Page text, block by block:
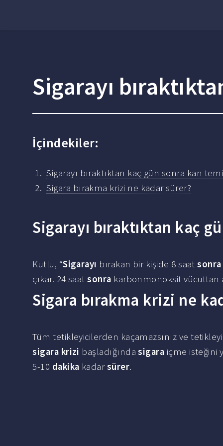
Sigarayı
İçindekiler:
Sigarayı bıraktıktan kaç gün sonra kan
Sigara bırakma krizi ne kadar sürer?
Sigarayı bıraktıktan kaç
Kutlu, “Sigarayı bırakan bir kişide 8 saat
çıkar. 24 saatsonra karbonmonoksit vücuttan
Sigara bırakma krizi ne
Tüm tetikleyicilerden kaçamazsınız ve
sigara krizi başladığındasigara içme isteğini
5-10 dakika kadarsürer.